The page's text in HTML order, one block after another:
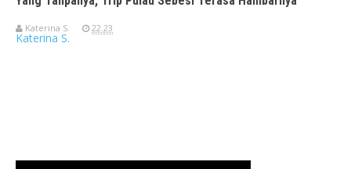
Katerina S. 22.23
Katerina S.